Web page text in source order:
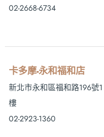
02-2668-6734
卡多摩-永和福和店
新北市永和區福和路196號1
樓
02-2923-1360